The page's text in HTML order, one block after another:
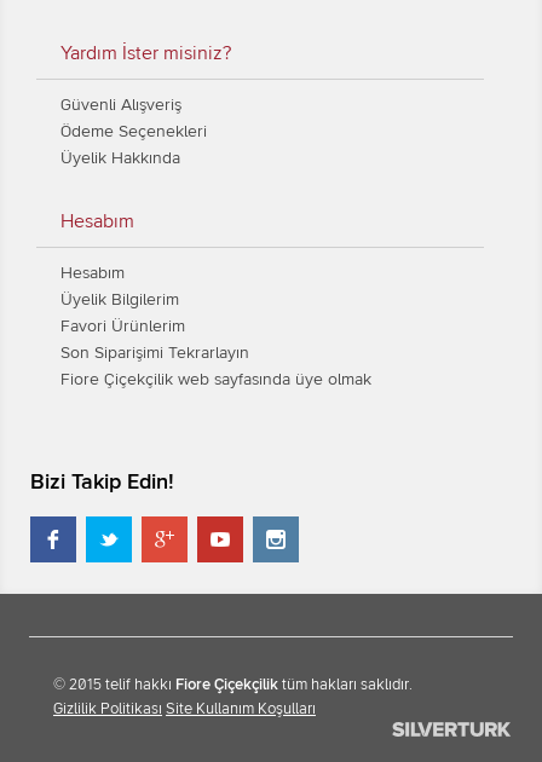
Yardım İster misiniz?
Güvenli Alışveriş
Ödeme Seçenekleri
Üyelik Hakkında
Hesabım
Hesabım
Üyelik Bilgilerim
Favori Ürünlerim
Son Siparişimi Tekrarlayın
Fiore Çiçekçilik web sayfasında üye olmak
Bizi Takip Edin!
    
© 2015 telif hakkı Fiore Çiçekçilik tüm hakları saklıdır.
Gizlilik Politikası Site Kullanım Koşulları